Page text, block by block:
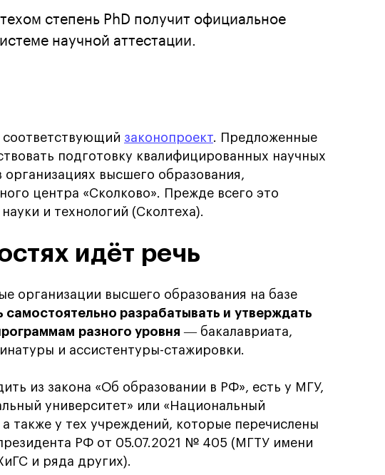
степень PhD получит официальное
научной аттестации.
соответствующий законопроект. Предложенные
подготовку квалифицированных научных
организациях высшего образования,
центра «Сколково». Прежде всего это
и технологий (Сколтеха).
идёт речь
организации высшего образования на базе
самостоятельно разрабатывать и утверждать
разного уровня ― бакалавриата,
и ассистентуры-стажировки.
из закона «Об образовании в РФ», есть у МГУ,
университет» или «Национальный
а также у тех учреждений, которые перечислены
РФ от 05.07.2021 № 405 (МГТУ имени
и ряда других).